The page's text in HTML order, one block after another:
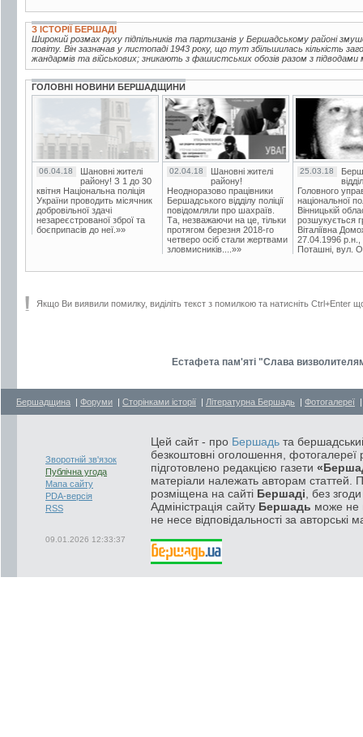
З ІСТОРІЇ БЕРШАДІ
Широкий розмах руху підпільників та партизанів у Бершадському районі
повіту. Він зазначав у листопаді 1943 року, що тут збільшилась кількість
жандармів та військових; зникають з фашистських обозів разом з підводами
ГОЛОВНІ НОВИНИ БЕРШАДЩИНИ
06.04.18
Шановні жителі
району! З 1 до 30
квітня Національна поліція
України проводить місячник
добровільної здачі
незареєстрованої зброї та
боєприпасів до неї.»»
02.04.18
Шановні жителі
району!
Неодноразово працівники
Бершадського відділу поліції
повідомляли про шахраїв.
Та, незважаючи на це, тільки
протягом березня 2018-го
четверо осіб стали жертвами
зловмисників....»»
25.03.18
Головного
національної
Вінницькій
розшукується
Віталіївна
27.04.1996 р.н.,
Поташні, вул.
Якщо Ви виявили помилку, виділіть текст з помилкою та натисніть Ctrl+Enter
Естафета пам'яті "Слава
Бершадщина | Форуми | Сторінками історії | Літературна Бершадь | Фотогалереї
Зворотній зв'язок
Публічна угода
Мапа сайту
PDA-версія
RSS
09.01.2026 12:33:37
Цей сайт - про Бершадь та
безкоштовні оголошення, фотогалереї
підготовлено редакцією газети
матеріали належать авторам статтей.
розміщена на сайті Бершаді , без
Адміністрація сайту Бершадь може не
не несе відповідальності за авторські